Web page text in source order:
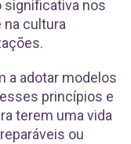
significativa nos
na cultura
a adotar modelos
princípios e
terem uma vida
ou